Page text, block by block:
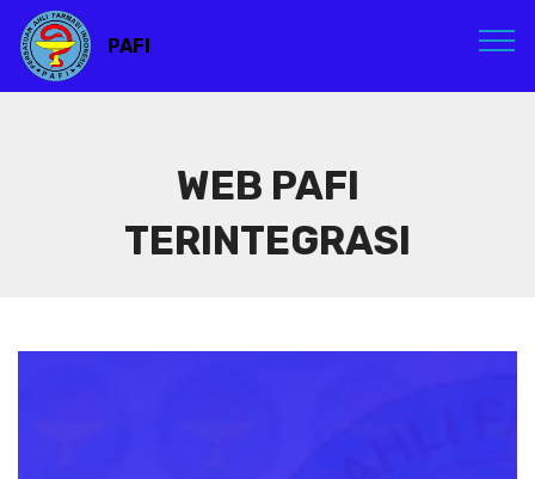
PAFI
WEB PAFI
TERINTEGRASI